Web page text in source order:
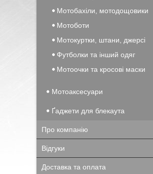
Мотобахіли, мотодощовики
Мотоботи
Мотокуртки, штани, джерсі
Футболки та інший одяг
Мотоочки та кросові маски
Мотоаксесуари
Ґаджети для блекаута
Про компанію
Відгуки
Доставка та оплата